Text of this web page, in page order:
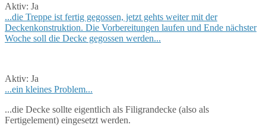
Aktiv: Ja
...die Treppe ist fertig gegossen, jetzt gehts weiter mit der
Deckenkonstruktion. Die Vorbereitungen laufen und Ende nächster
Woche soll die Decke gegossen werden...
Aktiv: Ja
...ein kleines Problem...
...die Decke sollte eigentlich als Filigrandecke (also als
Fertigelement) eingesetzt werden.